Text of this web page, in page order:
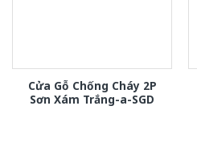
Cửa Gỗ Chống Cháy 2P
Sơn Xám Trắng-a-SGD